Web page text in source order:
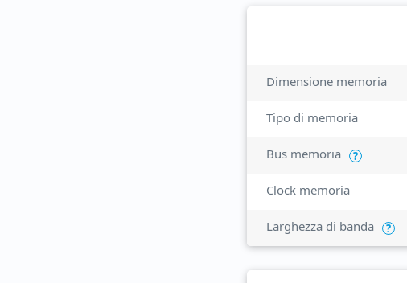
Dimensione memoria
Tipo di memoria
Bus memoria ?
Clock memoria
Larghezza di banda ?